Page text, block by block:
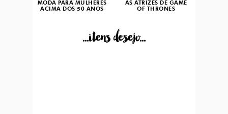
MODA PARA MULHERES
ACIMA DOS 50 ANOS
AS ATRIZES DE GAME
OF THRONES
...itens desejo...